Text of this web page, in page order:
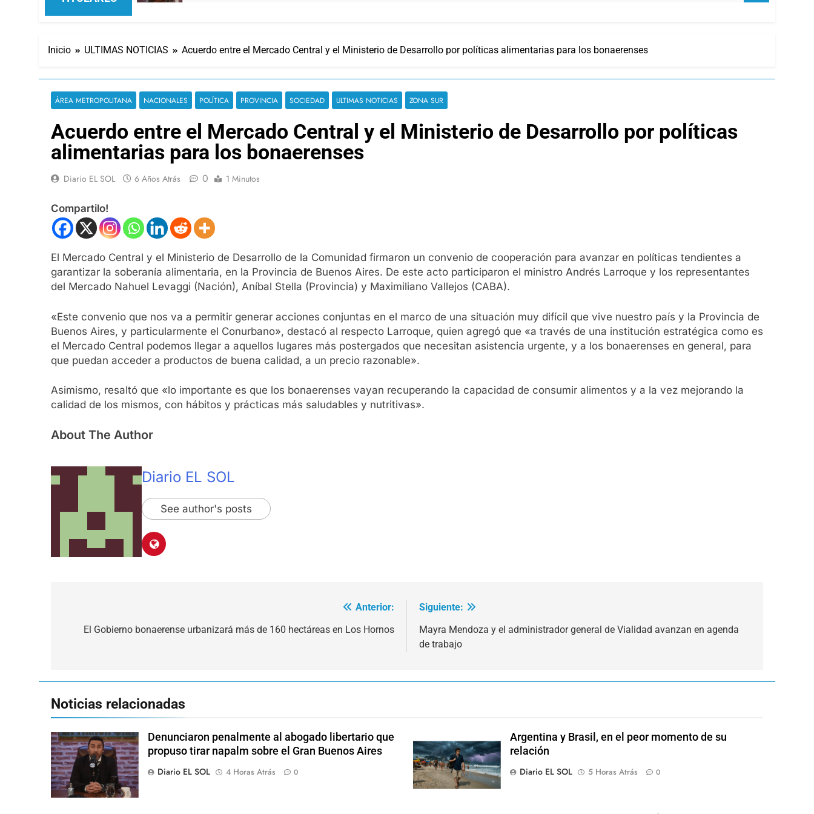
Inicio ULTIMAS NOTICIAS Acuerdo entre el Mercado Central y el Ministerio de Desarrollo por políticas alimentarias para los bonaerenses
ÁREA METROPOLITANA NACIONALES POLÍTICA PROVINCIA SOCIEDAD ULTIMAS NOTICIAS ZONA SUR
Acuerdo entre el Mercado Central y el Ministerio de Desarrollo por políticas
alimentarias para los bonaerenses
Diario EL SOL 6 Años Atrás 0 1 Minutos
Compartilo!
El Mercado Central y el Ministerio de Desarrollo de la Comunidad firmaron un convenio de cooperación para avanzar en políticas tendientes a
garantizar la soberanía alimentaria, en la Provincia de Buenos Aires. De este acto participaron el ministro Andrés Larroque y los representantes
del Mercado Nahuel Levaggi (Nación), Aníbal Stella (Provincia) y Maximiliano Vallejos (CABA).
«Este convenio que nos va a permitir generar acciones conjuntas en el marco de una situación muy difícil que vive nuestro país y la Provincia de
Buenos Aires, y particularmente el Conurbano», destacó al respecto Larroque, quien agregó que «a través de una institución estratégica como es
el Mercado Central podemos llegar a aquellos lugares más postergados que necesitan asistencia urgente, y a los bonaerenses en general, para
que puedan acceder a productos de buena calidad, a un precio razonable».
Asimismo, resaltó que «lo importante es que los bonaerenses vayan recuperando la capacidad de consumir alimentos y a la vez mejorando la
calidad de los mismos, con hábitos y prácticas más saludables y nutritivas».
About The Author
Diario EL SOL
See author's posts
Anterior:
El Gobierno bonaerense urbanizará más de 160 hectáreas en Los Hornos
Siguiente:
Mayra Mendoza y el administrador general de Vialidad avanzan en agenda
de trabajo
Noticias relacionadas
Denunciaron penalmente al abogado libertario que
propuso tirar napalm sobre el Gran Buenos Aires
Diario EL SOL
4 Horas Atrás 0
Argentina y Brasil, en el peor momento de su
relación
Diario EL SOL
5 Horas Atrás 0